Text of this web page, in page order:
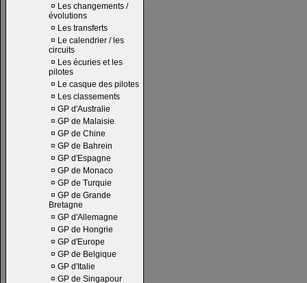
¤ Les changements /
évolutions
¤ Les transferts
¤ Le calendrier / les
circuits
¤ Les écuries et les
pilotes
¤ Le casque des pilotes
¤ Les classements
¤ GP d'Australie
¤ GP de Malaisie
¤ GP de Chine
¤ GP de Bahrein
¤ GP d'Espagne
¤ GP de Monaco
¤ GP de Turquie
¤ GP de Grande
Bretagne
¤ GP d'Allemagne
¤ GP de Hongrie
¤ GP d'Europe
¤ GP de Belgique
¤ GP d'Italie
¤ GP de Singapour